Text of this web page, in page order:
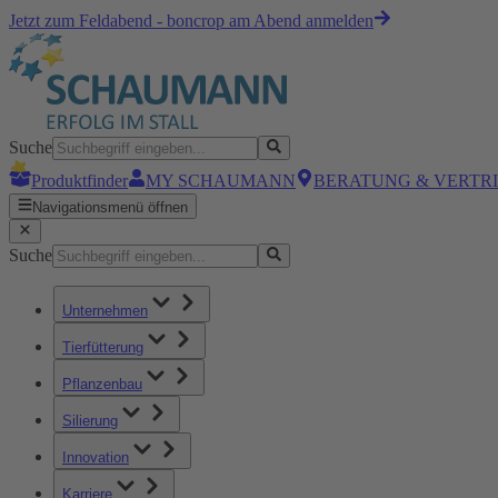
Jetzt zum Feldabend - boncrop am Abend anmelden
Suche
Produktfinder
MY SCHAUMANN BERATUNG &
Navigationsmenü öffnen
Suche
Unternehmen
Tierfütterung
Pflanzenbau
Silierung
Innovation
Karriere